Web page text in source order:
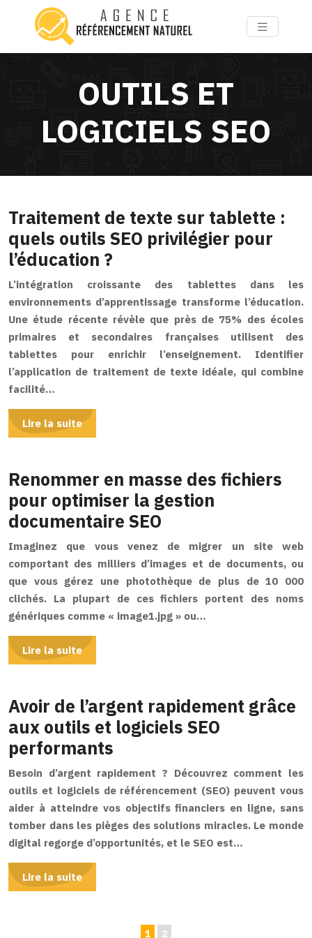
OUTILS ET
LOGICIELS SEO
Traitement de texte sur tablette :
quels outils SEO privilégier pour
l’éducation ?
L’intégration croissante des tablettes dans les
environnements d’apprentissage transforme l’éducation.
Une étude récente révèle que près de 75% des écoles
primaires et secondaires françaises utilisent des
tablettes pour enrichir l’enseignement. Identifier
l’application de traitement de texte idéale, qui combine
facilité…
Lire la suite
Renommer en masse des fichiers
pour optimiser la gestion
documentaire SEO
Imaginez que vous venez de migrer un site web
comportant des milliers d’images et de documents, ou
que vous gérez une photothèque de plus de 10 000
clichés. La plupart de ces fichiers portent des noms
génériques comme « image1.jpg » ou…
Lire la suite
Avoir de l’argent rapidement grâce
aux outils et logiciels SEO
performants
Besoin d’argent rapidement ? Découvrez comment les
outils et logiciels de référencement (SEO) peuvent vous
aider à atteindre vos objectifs financiers en ligne, sans
tomber dans les pièges des solutions miracles. Le monde
digital regorge d’opportunités, et le SEO est…
Lire la suite
1 2